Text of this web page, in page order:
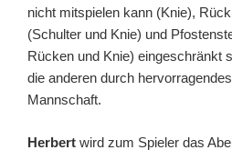
nicht mitspielen kann (Knie),
(Schulter und Knie) und
Rücken und Knie) eingeschränkt
die anderen durch
Mannschaft.
Herbert wird zum Spieler das